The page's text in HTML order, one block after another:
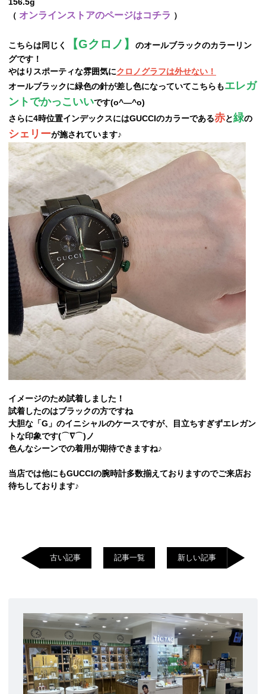
（ オンラインストアのページはコチラ ）
こちらは同じく 【Gクロノ】
のオールブラックのカラーリン
グです！
やはりスポーティな雰囲気にクロノグラフは外せない！
オールブラックに緑色の針が差し色になっていてこちらもエレガ
ントでかっこいいです(o^―^o)
さらに4時位置インデックスにはGUCCIのカラーである赤と緑の
シェリーが施されています♪
イメージのため試着しました！
試着したのはブラックの方ですね
大胆な「G」のイニシャルのケースですが、目立ちすぎずエレガン
トな印象です(⌒∇⌒)ノ
色んなシーンでの着用が期待できますね♪
当店では他にもGUCCIの腕時計多数揃えておりますのでご来店お
待ちしております♪
古い記事 記事一覧 新しい記事